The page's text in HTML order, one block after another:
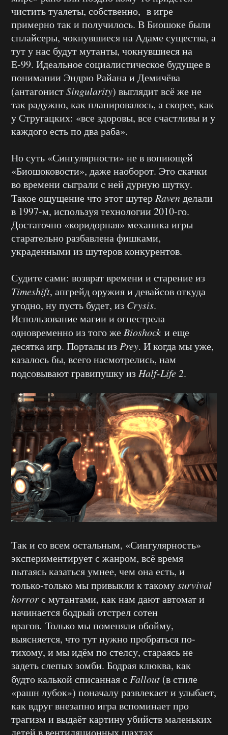
чистить туалеты, собственно, в игре
примерно так и получилось. В Биошоке были
сплайсеры, чокнувшиеся на Адаме существа, а
тут у нас будут мутанты, чокнувшиеся на
Е-99. Идеальное социалистическое будущее в
понимании Эндрю Райана и Демичёва
(антагонистSingularity) выглядит всё же не
так радужно, как планировалось, а скорее, как
у Стругацких: «все здоровы, все счастливы и у
каждого есть по два раба».
Но суть «Сингулярности» не в вопиющей
«Биошоковости», даже наоборот. Это скачки
во времени сыграли с ней дурную шутку.
Такое ощущение что этот шутер Ravenделали
в 1997-м, используя технологии 2010-го.
Достаточно «коридорная» механика игры
старательно разбавлена фишками,
украденными из шутеров конкурентов.
Судите сами: возврат времени и старение из
Timeshift, апгрейд оружия и девайсов откуда
угодно, ну пусть будет, из Crysis.
Использование магии и огнестрела
одновременно из того же Bioshock и еще
десятка игр. Порталы из Prey. И когда мы уже,
казалось бы, всего насмотрелись, нам
подсовывают гравипушку из Half-Life 2.
Так и со всем остальным, «Сингулярность»
экспериментирует с жанром, всё время
пытаясь казаться умнее, чем она есть, и
только-только мы привыкли к такомуsurvival
horrorс мутантами, как нам дают автомат и
начинается бодрый отстрел сотен
врагов. Только мы поменяли обойму,
выясняется, что тут нужно пробраться по-
тихому, и мы идём по стелсу, стараясь не
задеть слепых зомби. Бодрая клюква, как
будто калькой списанная с Fallout (в стиле
«рашн лубок») поначалу развлекает и улыбает,
как вдруг внезапно игра вспоминает про
трагизм и выдаёт картину убийств маленьких
детей в вентиляционных шахтах.